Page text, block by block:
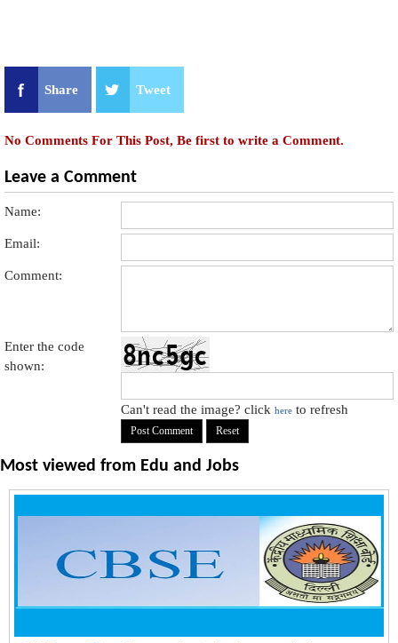
Share Tweet
No Comments For This Post, Be first to write a Comment.
Leave a Comment
Name:
Email:
Comment:
Enter the code
shown:
Can't read the image? clickhere to refresh
Most viewed from Edu and Jobs